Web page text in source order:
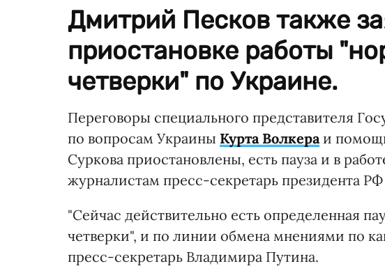
Дмитрий Песков также
приостановке работы
четверки" по Украине.
Переговоры специального представителя
по вопросам Украины Курта Волкера и
Суркова приостановлены, есть пауза и в
журналистам пресс-секретарь президента
"Сейчас действительно есть определенная
четверки", и по линии обмена мнениями по
пресс-секретарь Владимира Путина.